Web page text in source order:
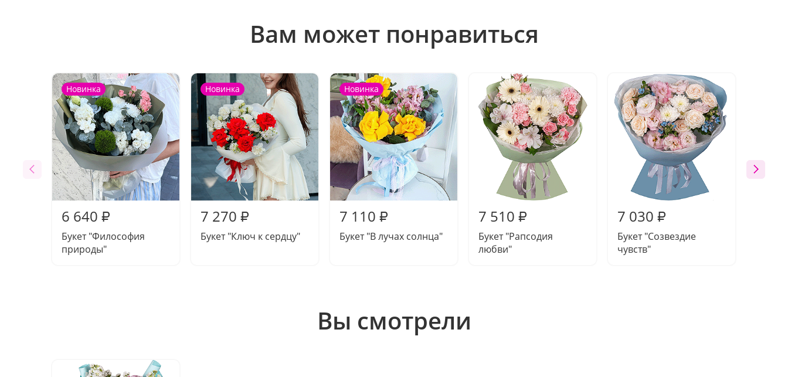
Вам может понравиться
Новинка
6 640 ₽
Букет "Философия
природы"
Новинка
7 270 ₽
Букет "Ключ к сердцу"
Новинка
7 110 ₽
Букет "В лучах солнца"
7 510 ₽
Букет "Рапсодия
любви"
7 030 ₽
Букет "Созвездие
чувств"
Вы смотрели